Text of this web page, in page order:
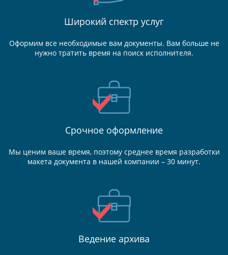
Широкий спектр услуг
Оформим все необходимые вам документы. Вам больше не
нужно тратить время на поиск исполнителя.
Срочное оформление
Мы ценим ваше время, поэтому среднее время разработки
макета документа в нашей компании – 30 минут.
Ведение архива